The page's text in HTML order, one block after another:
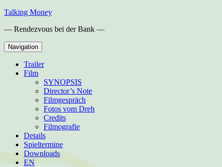
Skip
content
Talking Money
— Rendezvous bei der Bank —
Navigation
Trailer
Film
SYNOPSIS
Director’s Note
Filmgespräch
Fotos vom Dreh
Credits
Filmografie
Details
Spieltermine
Downloads
EN